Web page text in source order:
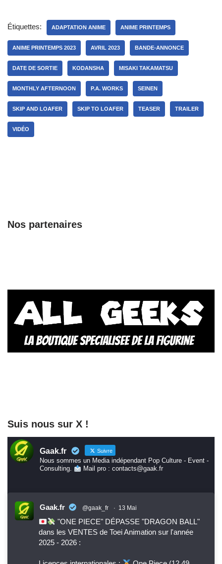
Étiquettes: ADAPTATION ANIME ANIME PRINTEMPS
ANIME PRINTEMPS 2023 AVRIL 2023 BANDE-ANNONCE
DATE DE SORTIE KODANSHA MISAKI TAKAMATSU
MONTHLY AFTERNOON P.A. WORKS SEINEN
SKIP AND LOAFER SKIP TO LOAFER TEASER TRAILER
VIDÉO
Nos partenaires
Suis nous sur X !
Gaak.fr Suivre
Nous sommes un Media indépendant Pop Culture - Event -
Consulting.
Mail pro : contacts@gaak.fr
Gaak.fr @gaak_fr · 13 Mai
"ONE PIECE" DÉPASSE "DRAGON BALL"
dans les VENTES de Toei Animation sur l'année
2025 - 2026 :